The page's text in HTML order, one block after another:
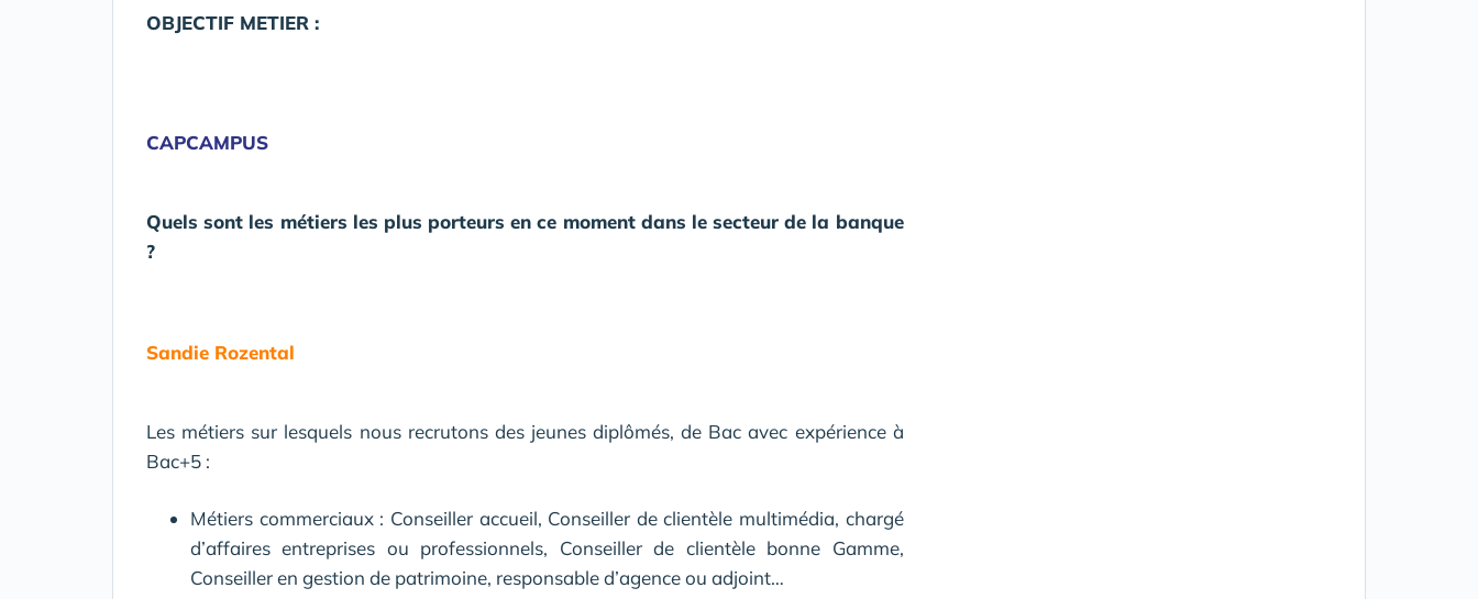
OBJECTIF METIER :
CAPCAMPUS
Quels sont les métiers les plus porteurs en ce moment dans le secteur de la banque
?
Sandie Rozental
Les métiers sur lesquels nous recrutons des jeunes diplômés, de Bac avec expérience à
Bac+5 :
Métiers commerciaux : Conseiller accueil, Conseiller de clientèle multimédia, chargé
d’affaires entreprises ou professionnels, Conseiller de clientèle bonne Gamme,
Conseiller en gestion de patrimoine, responsable d’agence ou adjoint…